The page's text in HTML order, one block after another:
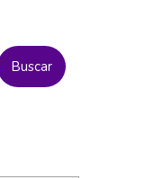
Buscar